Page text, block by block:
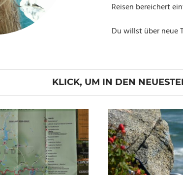
Reisen bereichert
Du willst über neue
KLICK, UM IN DEN